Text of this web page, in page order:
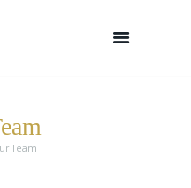
Team